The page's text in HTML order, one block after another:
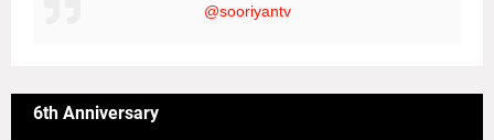
@sooriyantv
6th Anniversary